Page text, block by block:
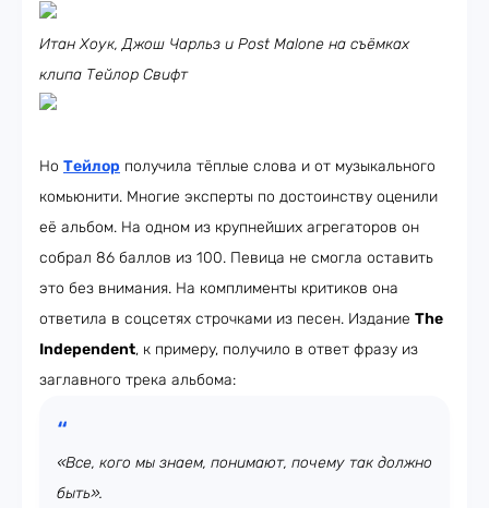
Итан Хоук, Джош Чарльз и Post Malone на съёмках
клипа Тейлор Свифт
Но Тейлор получила тёплые слова и от музыкального
комьюнити. Многие эксперты по достоинству оценили
её альбом. На одном из крупнейших агрегаторов он
собрал 86 баллов из 100. Певица не смогла оставить
это без внимания. На комплименты критиков она
ответила в соцсетях строчками из песен. Издание The
Independent, к примеру, получило в ответ фразу из
заглавного трека альбома:
«Все, кого мы знаем, понимают, почему так должно
быть».